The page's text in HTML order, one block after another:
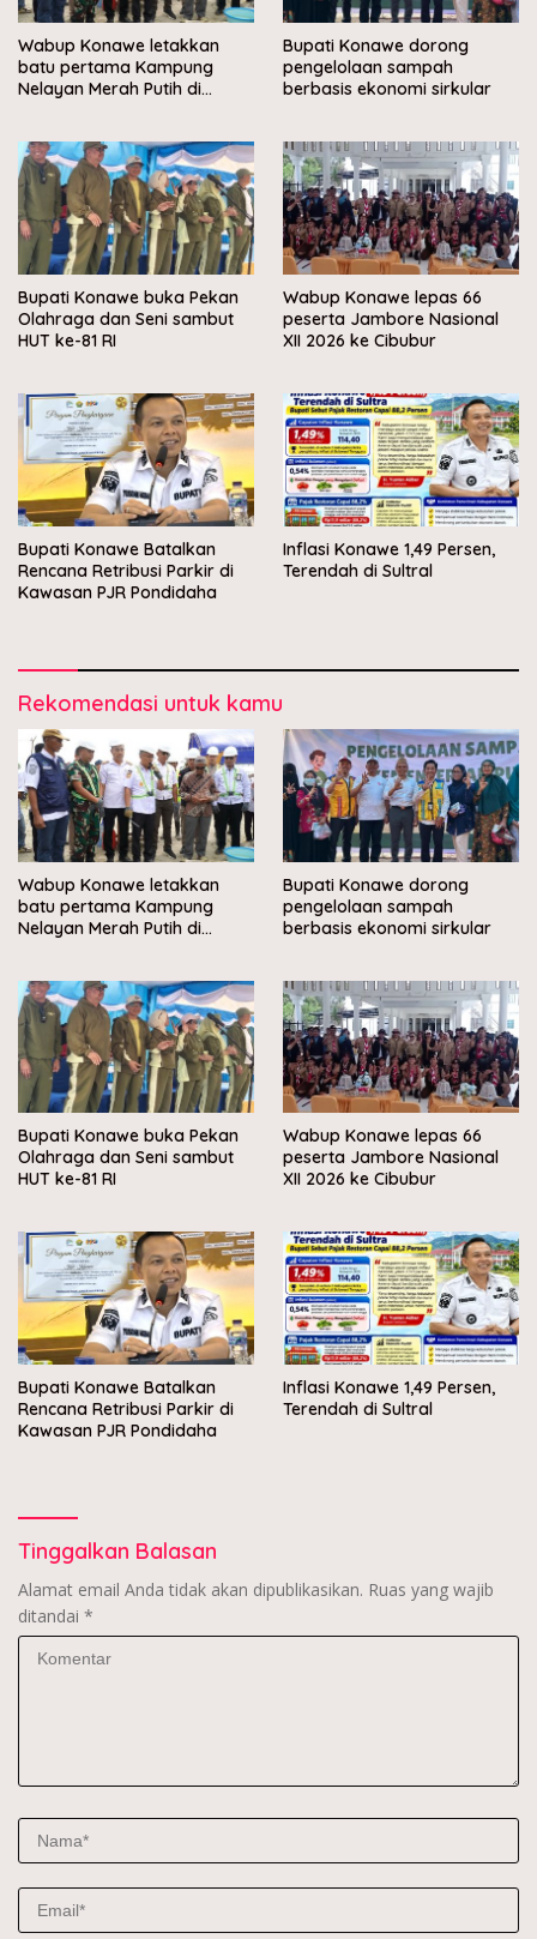
Wabup Konawe letakkan
batu pertama Kampung
Nelayan Merah Putih di
Bupati Konawe dorong
pengelolaan sampah
berbasis ekonomi sirkular
Bupati Konawe buka Pekan
Olahraga dan Seni sambut
HUT ke-81 RI
Wabup Konawe lepas 66
peserta Jambore Nasional
XII 2026 ke Cibubur
Bupati Konawe Batalkan
Rencana Retribusi Parkir di
Kawasan PJR Pondidaha
Inflasi Konawe 1,49 Persen,
Terendah di Sultral
Rekomendasi untuk kamu
Wabup Konawe letakkan
batu pertama Kampung
Nelayan Merah Putih di
Bupati Konawe dorong
pengelolaan sampah
berbasis ekonomi sirkular
Bupati Konawe buka Pekan
Olahraga dan Seni sambut
HUT ke-81 RI
Wabup Konawe lepas 66
peserta Jambore Nasional
XII 2026 ke Cibubur
Bupati Konawe Batalkan
Rencana Retribusi Parkir di
Kawasan PJR Pondidaha
Inflasi Konawe 1,49 Persen,
Terendah di Sultral
Tinggalkan Balasan
Alamat email Anda tidak akan dipublikasikan. Ruas yang wajib
ditandai *